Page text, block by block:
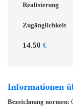
Realisierung
Zugänglichkeit
14.50 €
Informationen
Bezeichnung normen: